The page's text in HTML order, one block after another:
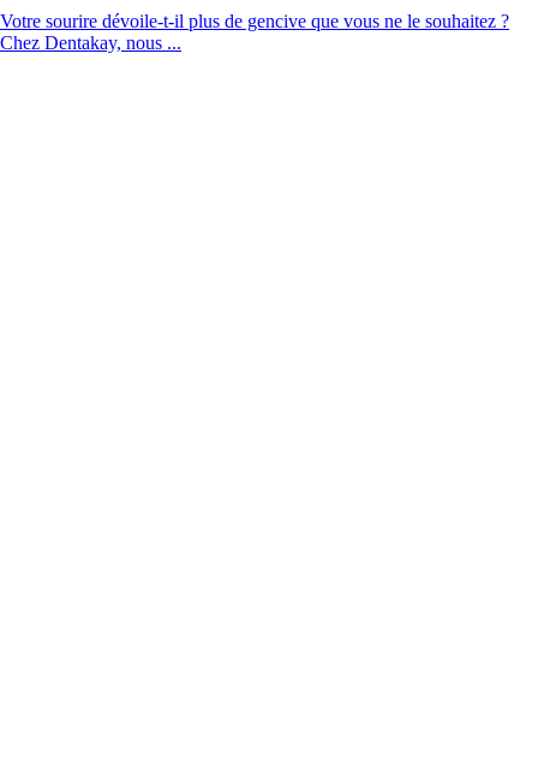
Votre sourire dévoile-t-il plus de gencive que vous ne le souhaitez ?
Chez Dentakay, nous ...